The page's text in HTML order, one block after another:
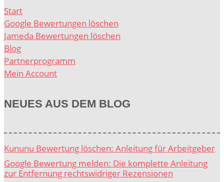
Start
Google Bewertungen löschen
Jameda Bewertungen löschen
Blog
Partnerprogramm
Mein Account
NEUES AUS DEM BLOG
Kununu Bewertung löschen: Anleitung für Arbeitgeber
Google Bewertung melden: Die komplette Anleitung
zur Entfernung rechtswidriger Rezensionen